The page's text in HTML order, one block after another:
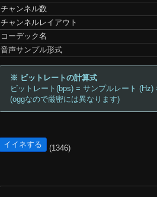
チャンネル数
チャンネルレイアウト
コーデック名
音声サンプル形式
※ ビットレートの計算式
ビットレート(bps) = サンプルレート
(oggなので厳密には異なります)
イイネする (1346)